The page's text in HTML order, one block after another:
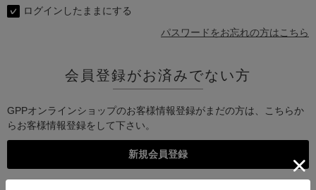
ログインしたままにする
パスワードをお忘れの方はこちら
会員登録がお済みでない方
GPPオンラインショップのお客様情報登録がまだの方は、こちらか
らお客様情報登録をして下さい。